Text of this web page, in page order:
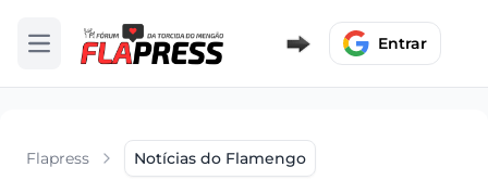
Abrir menu Entrar
Flapress Notícias do Flamengo